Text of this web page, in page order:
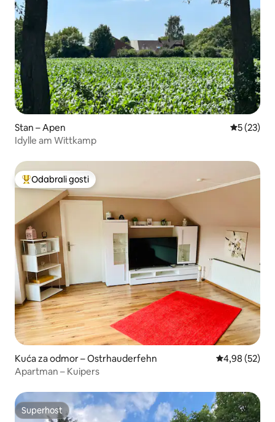
Stan – Apen Prosječna
5 (23)
Idylle am Wittkamp
Među najviše rangiranima s oznakom „Odabrali gosti”
Odabrali gosti
Kuća za odmor – Ostrhauderfehn Prosječna
4,98 (52)
Apartman – Kuipers
Superhost
Superhost